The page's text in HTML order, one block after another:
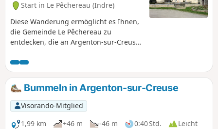
Start in Le Pêchereau (Indre)
Diese Wanderung ermöglicht es Ihnen,
die Gemeinde Le Pêchereau zu
entdecken, die an Argenton-sur-Creuse
und führt uns zum neuen Rathaus im
schönen Schloss Courbat, dann entlang
der Creuse, hinauf auf die Anhöhen
über dem Tal, durch Wälder und Wiesen
und endet schließlich im Grand
Pêchereau, dem höchsten Stadtteil der
Gemeinde.
Bummeln in Argenton-sur-Creuse
Visorando-Mitglied
1,99 km
+46 m -46 m 0:40 Std.
Leicht